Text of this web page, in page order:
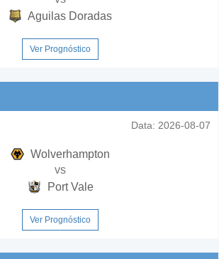
Aguilas Doradas
Ver Prognóstico
Data: 2026-08-07
Wolverhampton
vs
Port Vale
Ver Prognóstico